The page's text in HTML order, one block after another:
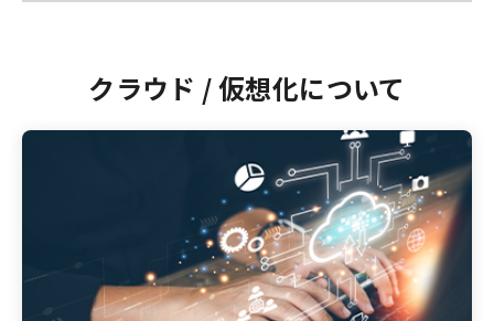
クラウド / 仮想化について